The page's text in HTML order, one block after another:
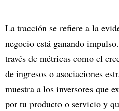
La tracción se refiere a la
negocio está ganando
través de métricas como el
de ingresos o asociaciones
muestra a los inversores que
por tu producto o servicio y